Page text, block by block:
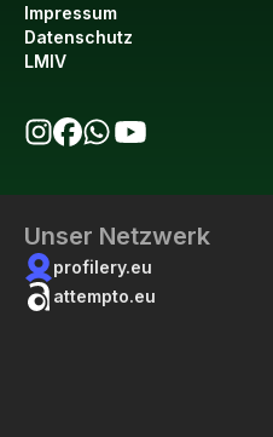
Impressum
Datenschutz
LMIV
Unser Netzwerk
profilery.eu
attempto.eu